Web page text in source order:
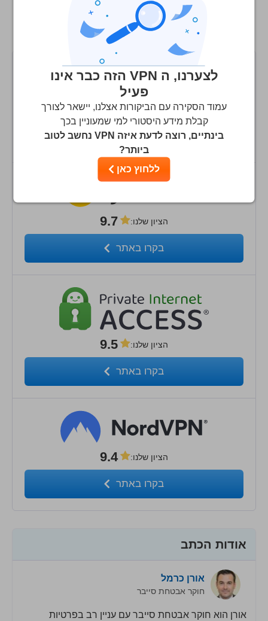
אבטחה
שירות לקוחות
המובילים
הציון שלנו:
9.9
בקרו באתר
הציון שלנו:
9.7
בקרו באתר
הציון שלנו:
9.5
בקרו באתר
הציון שלנו:
9.4
בקרו באתר
אודות הכתב
אורן כרמל
חוקר אבטחת סייבר
אורן הוא חוקר אבטחת סייבר עם עניין רב בפרטיות
לצערנו, ה VPN הזה כבר אינו
פעיל
עמוד הסקירה עם הביקורות אצלנו, יישאר לצורך
קבלת מידע היסטורי למי שמעוניין בכך
בינתיים, רוצה לדעת איזה VPN נחשב לטוב
ביותר?
ללחוץ כאן